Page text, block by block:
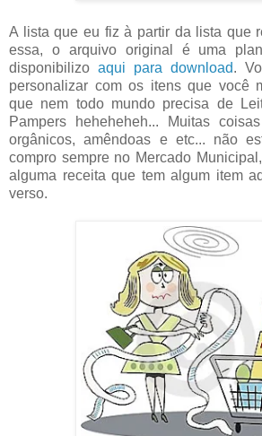
A lista que eu fiz à partir da lista que
essa, o arquivo original é uma
disponibilizo aqui para download.
personalizar com os itens que você
que nem todo mundo precisa de
Pampers heheheheh... Muitas
orgânicos, amêndoas e etc... não
compro sempre no Mercado
alguma receita que tem algum item
verso.